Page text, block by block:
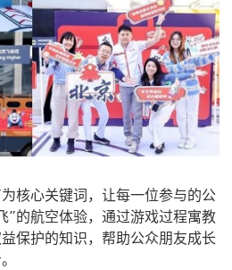
核心关键词，让每一位参与的公
”的航空体验，通过游戏过程寓教
保护的知识，帮助公众朋友成长